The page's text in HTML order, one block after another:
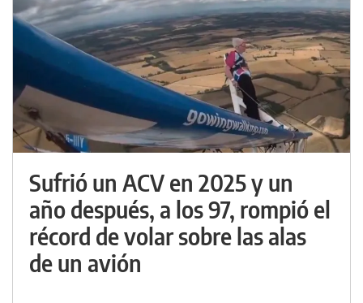
Sufrió un ACV en 2025 y un
año después, a los 97, rompió el
récord de volar sobre las alas
de un avión